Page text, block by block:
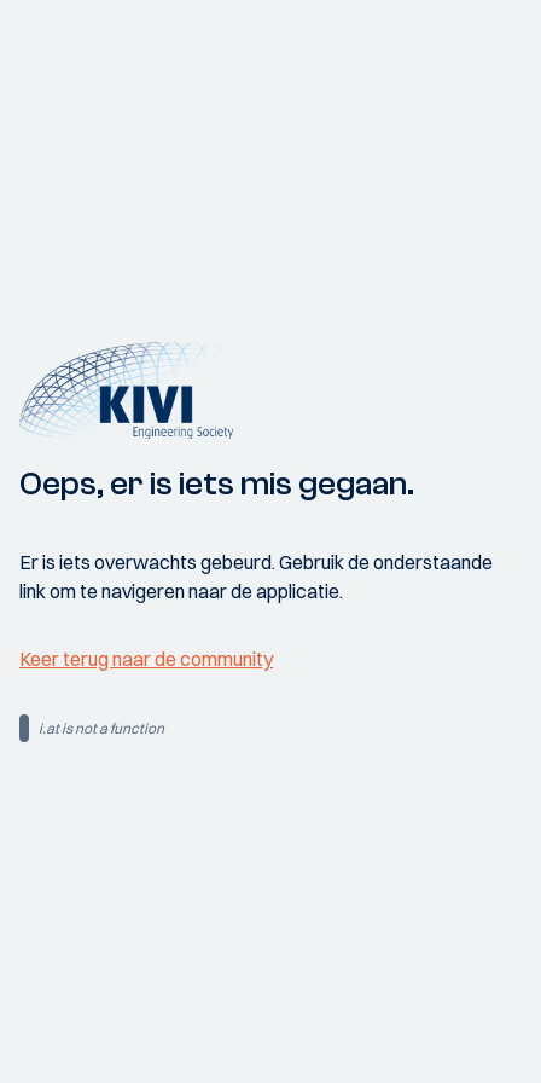
Oeps, er is iets mis gegaan.
Er is iets overwachts gebeurd. Gebruik de onderstaande
link om te navigeren naar de applicatie.
Keer terug naar de community
i.at is not a function